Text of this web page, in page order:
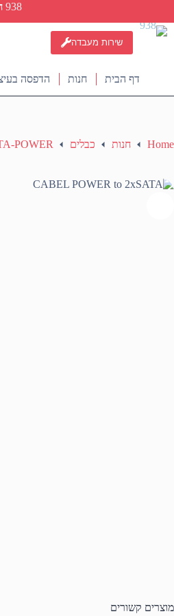
content
938
שירות מעבדה
דף הבית
חנות הדפסה
Home חנות כבלים POWER
מוצרים קשורים